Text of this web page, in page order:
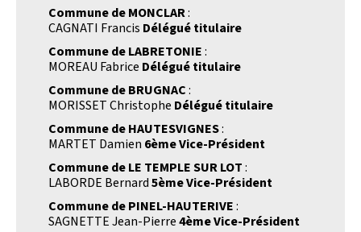
Commune de MONCLAR:
CAGNATI Francis Délégué titulaire
Commune de LABRETONIE:
MOREAU Fabrice Délégué titulaire
Commune de BRUGNAC:
MORISSET Christophe Délégué titulaire
Commune de HAUTESVIGNES:
MARTET Damien 6ème Vice-Président
Commune de LE TEMPLE SUR LOT:
LABORDE Bernard5ème Vice-Président
Commune de PINEL-HAUTERIVE:
SAGNETTE Jean-Pierre4ème Vice-Président